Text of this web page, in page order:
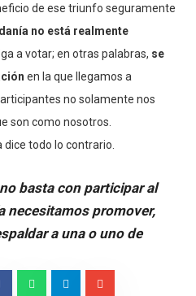
de ese triunfo seguramente
no está realmente
a votar; en otras palabras, se
en la que llegamos a
no solamente nos
son como nosotros.
todo lo contrario.
basta con participar al
necesitamos promover,
a una o uno de